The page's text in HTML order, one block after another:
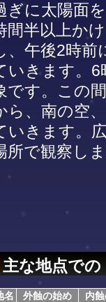
ぎに太陽面
間半以上か
、午後2時前
いきます。6
です。この
ら、南の空
いきます。
所で観察し
主な地点での
名 外蝕の始め
内